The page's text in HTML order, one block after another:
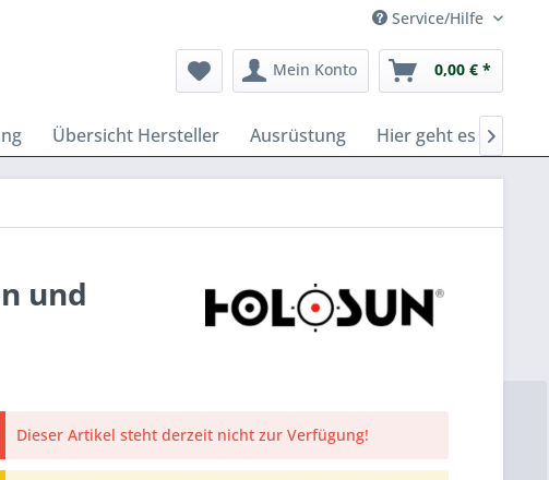
Service/Hilfe
Mein Konto 0,00 € *
Übersicht Hersteller Ausrüstung Hier geht es zu

und
Dieser Artikel steht derzeit nicht zur Verfügung!